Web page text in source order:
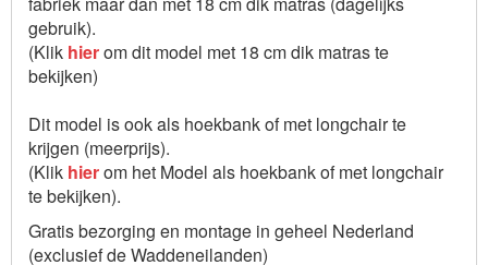
gebruik).
(Klik hierom dit model met 18 cm dik matras te
bekijken)
Dit model is ook als hoekbank of met longchair te
krijgen (meerprijs).
(Klik hierom het Model als hoekbank of met longchair
te bekijken).
Gratis bezorging en montage in geheel Nederland
(exclusief de Waddeneilanden)